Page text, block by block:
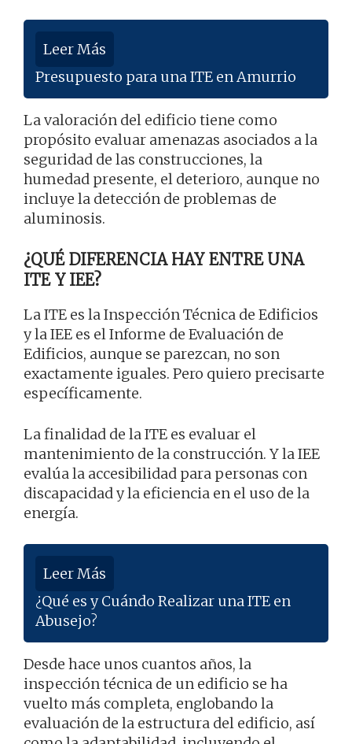
Leer Más
Presupuesto para una ITE en Amurrio
La valoración del edificio tiene como
propósito evaluar amenazas asociados a la
seguridad de las construcciones, la
humedad presente, el deterioro, aunque no
incluye la detección de problemas de
aluminosis.
¿QUÉ DIFERENCIA HAY ENTRE UNA
ITE Y IEE?
La ITE es la Inspección Técnica de Edificios
y la IEE es el Informe de Evaluación de
Edificios, aunque se parezcan, no son
exactamente iguales. Pero quiero precisarte
específicamente.
La finalidad de la ITE es evaluar el
mantenimiento de la construcción. Y la IEE
evalúa la accesibilidad para personas con
discapacidad y la eficiencia en el uso de la
energía.
Leer Más
¿Qué es y Cuándo Realizar una ITE en
Abusejo?
Desde hace unos cuantos años, la
inspección técnica de un edificio se ha
vuelto más completa, englobando la
evaluación de la estructura del edificio, así